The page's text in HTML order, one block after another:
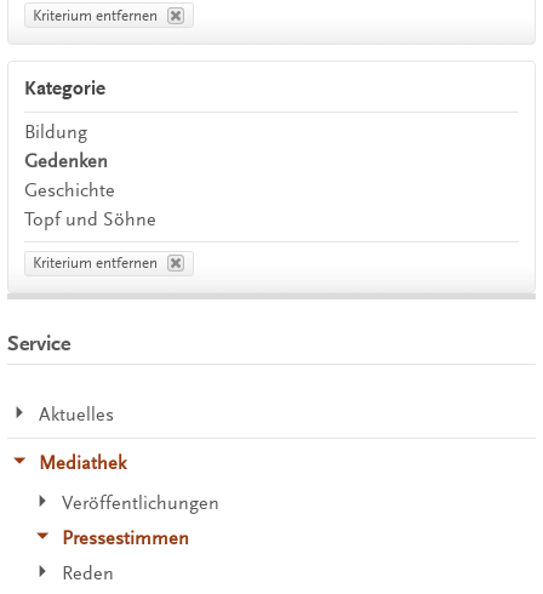
Kriterium entfernen
Kategorie
Bildung
Gedenken
Geschichte
Topf und Söhne
Kriterium entfernen
Service
Aktuelles
Mediathek
Veröffentlichungen
Pressestimmen
Reden